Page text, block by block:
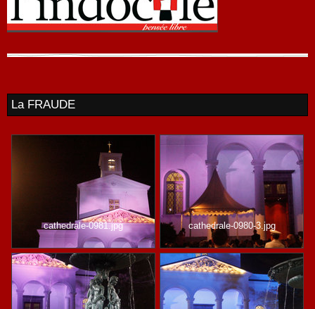
La FRAUDE
cathedrale-0981.jpg cathedrale-0980-3.jpg